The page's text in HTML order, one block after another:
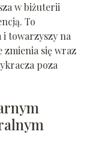
w biżuterii
To
i towarzyszy na
zmienia się wraz
poza